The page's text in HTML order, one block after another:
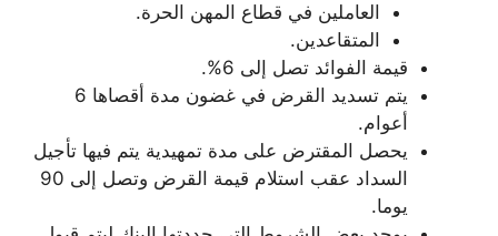
العاملين في قطاع المهن الحرة.
المتقاعدين.
قيمة الفوائد تصل إلى 6%.
يتم تسديد القرض في غضون مدة أقصاها 6
أعوام.
يحصل المقترض على مدة تمهيدية يتم فيها تأجيل
السداد عقب استلام قيمة القرض وتصل إلى 90
يوما.